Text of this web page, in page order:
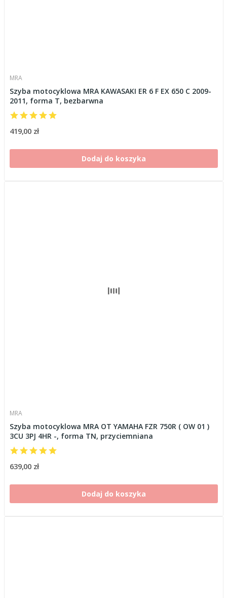
MRA
Szyba motocyklowa MRA KAWASAKI ER 6 F EX 650 C 2009-
2011, forma T, bezbarwna
419,00 zł
Dodaj do koszyka
MRA
Szyba motocyklowa MRA OT YAMAHA FZR 750R ( OW 01 )
3CU 3PJ 4HR -, forma TN, przyciemniana
639,00 zł
Dodaj do koszyka